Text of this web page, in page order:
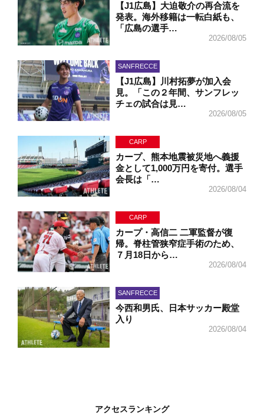
【J1広島】大迫敬介の再合流を
発表。海外移籍は一転白紙も、
「広島の選手…
2026/08/05
SANFRECCE
【J1広島】川村拓夢が加入会
見。「この２年間、サンフレッ
チェの試合は見…
2026/08/05
CARP
カープ、熊本地震被災地へ義援
金として1,000万円を寄付。選手
会長は「…
2026/08/04
CARP
カープ・高信二 二軍監督が復
帰。脊柱管狭窄症手術のため、
７月18日から…
2026/08/04
SANFRECCE
今西和男氏、日本サッカー殿堂
入り
2026/08/04
アクセスランキング